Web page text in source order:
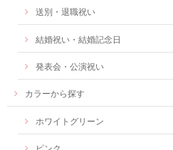
送別・退職祝い
結婚祝い・結婚記念日
発表会・公演祝い
カラーから探す
ホワイトグリーン